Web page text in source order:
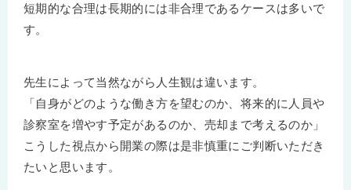
短期的な合理は長期的には非合理であるケースは多いで
す。
先生によって当然ながら人生観は違います。
「自身がどのような働き方を望むのか、将来的に人員や
診察室を増やす予定があるのか、売却まで考えるのか」
こうした視点から開業の際は是非慎重にご判断いただき
たいと思います。